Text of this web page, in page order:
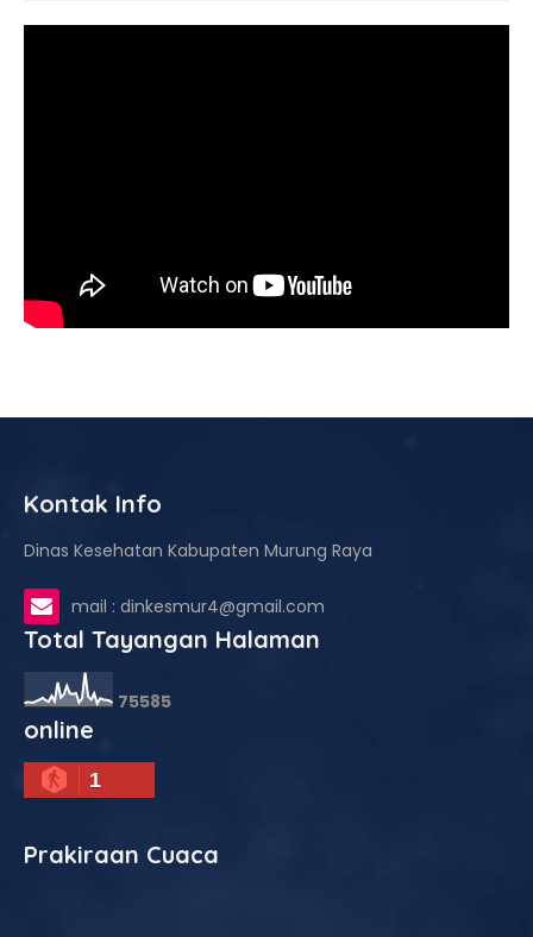
Kontak Info
Dinas Kesehatan Kabupaten Murung Raya
mail : dinkesmur4@gmail.com
Total Tayangan Halaman
75585
online
1
Prakiraan Cuaca